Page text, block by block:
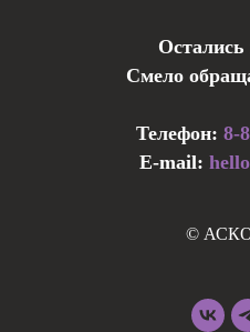
Смело
Телефон: 8-
E-mail:
©